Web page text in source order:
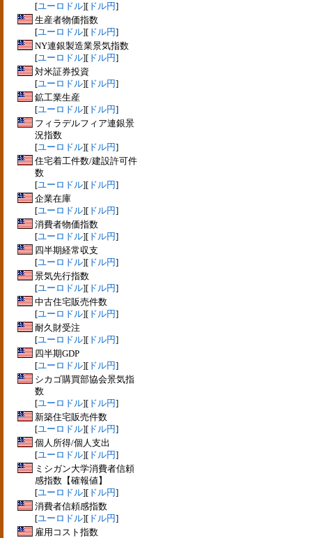
[ユーロドル][ ドル円]
生産者物価指数
[ユーロドル][ ドル円]
NY連銀製造業景気指数
[ユーロドル][ ドル円]
対米証券投資
[ユーロドル][ ドル円]
鉱工業生産
[ユーロドル][ ドル円]
フィラデルフィア連銀景
況指数
[ユーロドル][ ドル円]
住宅着工件数/建設許可件
数
[ユーロドル][ ドル円]
企業在庫
[ユーロドル][ ドル円]
消費者物価指数
[ユーロドル][ ドル円]
四半期経常収支
[ユーロドル][ ドル円]
景気先行指数
[ユーロドル][ ドル円]
中古住宅販売件数
[ユーロドル][ ドル円]
耐久財受注
[ユーロドル][ ドル円]
四半期GDP
[ユーロドル][ ドル円]
シカゴ購買部協会景気指
数
[ユーロドル][ ドル円]
新築住宅販売件数
[ユーロドル][ ドル円]
個人所得/個人支出
[ユーロドル][ ドル円]
ミシガン大学消費者信頼
感指数【確報値】
[ユーロドル][ ドル円]
消費者信頼感指数
[ユーロドル][ ドル円]
雇用コスト指数